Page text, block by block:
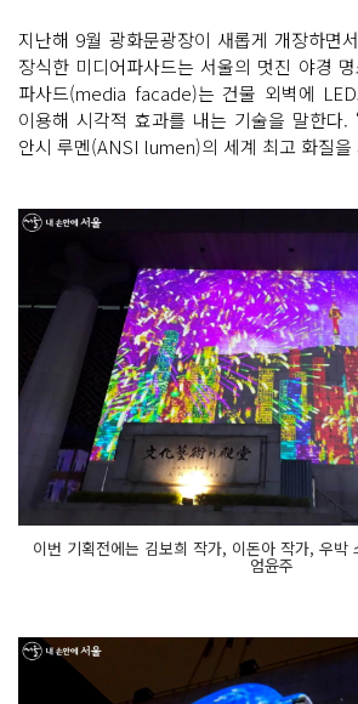
지난해 9월 광화문광장이 새롭게 개장하면
장식한 미디어파사드는 서울의 멋진 야경
파사드(media facade)는 건물 외벽에
이용해 시각적 효과를 내는 기술을 말한다.
안시 루멘(ANSI lumen)의 세계 최고 화질을
이번 기획전에는 김보희 작가, 이돈아 작가, 우
엄윤주